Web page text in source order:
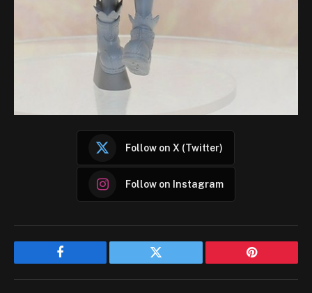
Follow on X (Twitter)
Follow on Instagram
Facebook Twitter Pinterest